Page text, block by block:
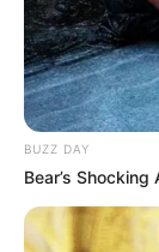
BUZZ DAY
Bear’s